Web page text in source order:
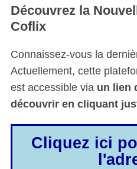
Découvrez la
Coflix
Connaissez-vous la
Actuellement, cette
est accessible via un lien
découvrir en cliquant
Cliquez ici